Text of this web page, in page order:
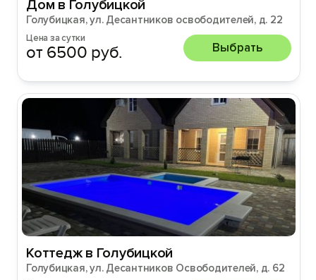
Дом в Голубицкой
Голубицкая, ул. Десантников освободителей, д. 22
Цена за сутки
от 6500 руб. Выбрать
Коттедж в Голубицкой
Голубицкая, ул. Десантников Освободителей, д. 62